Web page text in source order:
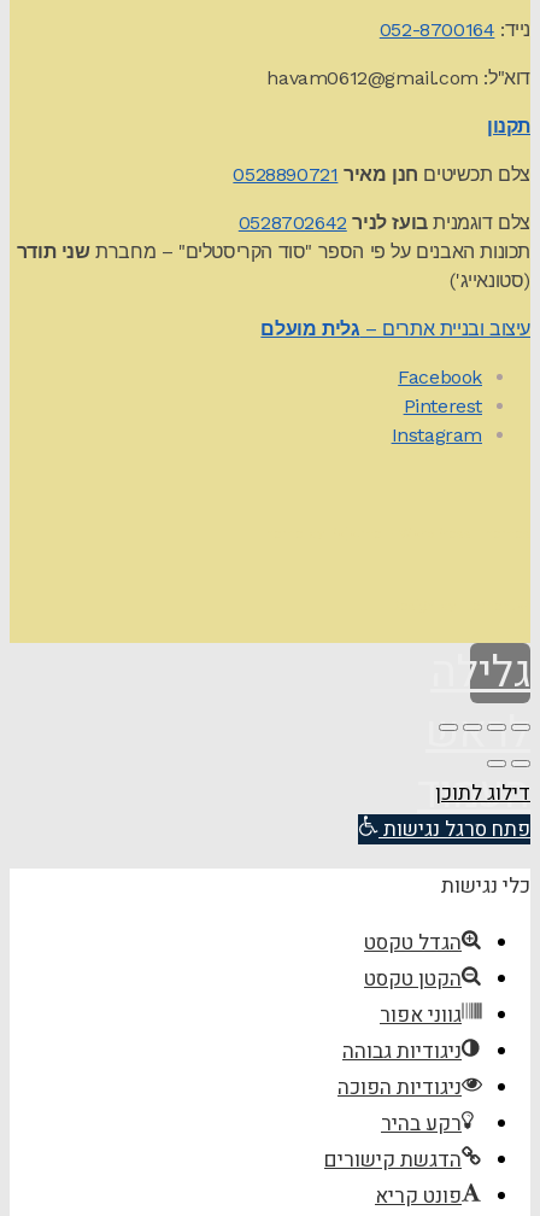
נייד: 052-8700164
דוא"ל: havam0612@gmail.com
תקנון
צלם תכשיטים חנן מאיר 0528890721
צלם דוגמניתבועז לניר 0528702642
תכונות האבנים על פי הספר "סוד הקריסטלים" – מחברתשני תודר
(סטונאייג')
עיצוב ובניית אתרים –גלית מועלם
Facebook
Pinterest
Instagram
גלילה
לראש
העמוד
דילוג לתוכן
פתח סרגל נגישות
כלי נגישות
הגדל טקסט
הקטן טקסט
גווני אפור
ניגודיות גבוהה
ניגודיות הפוכה
רקע בהיר
הדגשת קישורים
פונט קריא